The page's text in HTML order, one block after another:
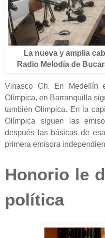
La nueva y amplia
Radio Melodía de
Vinasco Ch. En Medellín
Olímpica, en Barranquilla
también Olímpica. En la
Olímpica siguen las
después las básicas de
primera emisora
Honorio le
política